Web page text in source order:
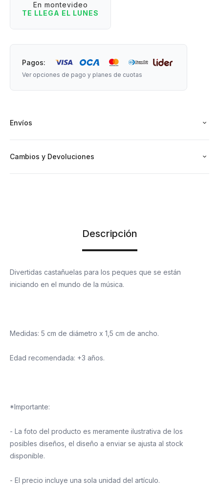
- La foto del producto es meramente ilustrativa de los
posibles diseños, el diseño a enviar se ajusta al stock
disponible.
En montevideo
TE LLEGA EL LUNES
Pagos:
Ver opciones de pago y planes de cuotas
Envíos
Cambios y Devoluciones
Descripción
Divertidas castañuelas para los peques que se están
iniciando en el mundo de la música.
Medidas: 5 cm de diámetro x 1,5 cm de ancho.
Edad recomendada: +3 años.
*Importante:
- La foto del producto es meramente ilustrativa de los
posibles diseños, el diseño a enviar se ajusta al stock
disponible.
- El precio incluye una sola unidad del artículo.